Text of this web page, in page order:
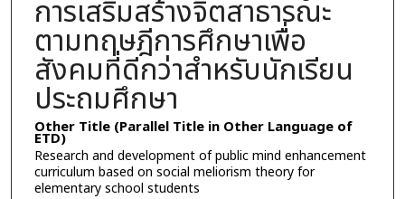
การเสริมสร้างจิตสาธารณะ
ตามทฤษฎีการศึกษาเพื่อ
สังคมที่ดีกว่าสำหรับนักเรียน
ประถมศึกษา
Other Title (Parallel Title in Other Language of
ETD)
Research and development of public mind enhancement
curriculum based on social meliorism theory for
elementary school students